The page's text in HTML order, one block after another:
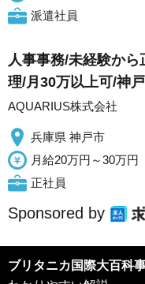
派遣社員
人事事務/未経験か
理/月30万以上可/神
AQUARIUS株式会社
兵庫県 神戸市
月給20万円～30万円
正社員
Sponsored by
ブリタニカ国際大百科